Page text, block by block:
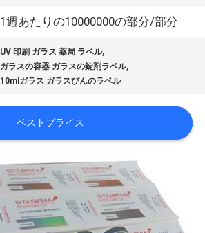
1週あたりの10000000の部分/部分
UV 印刷 ガラス 薬局 ラベル,
ガラスの容器 ガラスの錠剤ラベル,
10mlガラス ガラスびんのラベル
ベストプライス